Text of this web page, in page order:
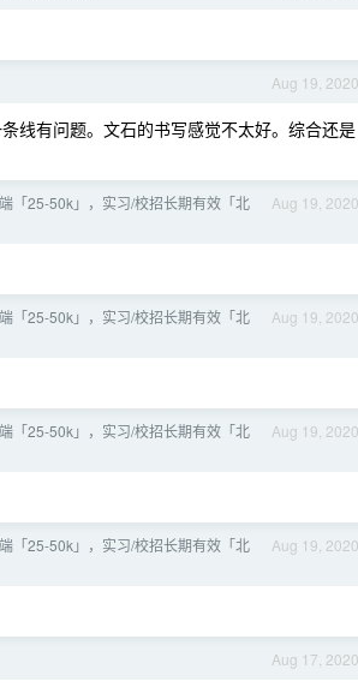
Aug 19, 2020
线有问题。文石的书写感觉不太好。综合还是
Aug 19, 2020
「25-50k」，实习/校招长期有效「北
Aug 19, 2020
「25-50k」，实习/校招长期有效「北
Aug 19, 2020
「25-50k」，实习/校招长期有效「北
Aug 19, 2020
「25-50k」，实习/校招长期有效「北
Aug 17, 2020